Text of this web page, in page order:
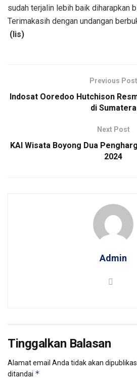
sudah terjalin lebih baik diharapkan
Terimakasih dengan undangan
(lis)
Previous Post
Indosat Ooredoo Hutchison
di Sumatera
Next Post
KAI Wisata Boyong Dua
2024
Admin
Tinggalkan Balasan
Alamat email Anda tidak akan
ditandai *